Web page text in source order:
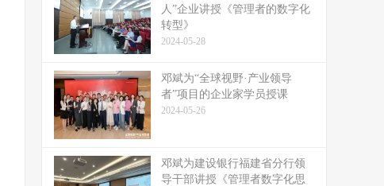
人”企业讲授《管理者的数字化
转型》
2024-05-28
邓斌为“全球视野·产业领导
者”项目的企业家学员授课
2024-05-26
邓斌为建设银行福建省分行领
导干部讲授《管理者数字化思